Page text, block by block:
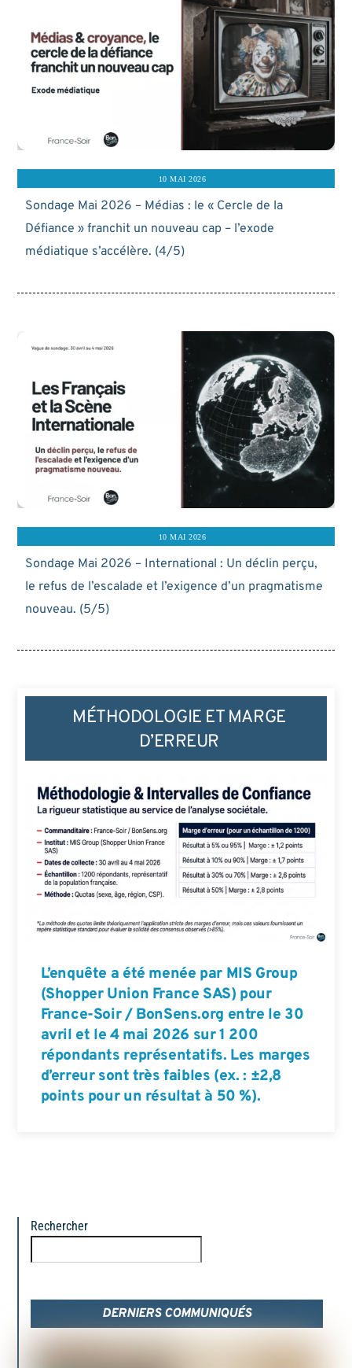
10 MAI 2026
Sondage Mai 2026 – Médias : le « Cercle de la
Défiance » franchit un nouveau cap – l’exode
médiatique s’accélère. (4/5)
10 MAI 2026
Sondage Mai 2026 – International : Un déclin perçu,
le refus de l’escalade et l’exigence d’un pragmatisme
nouveau. (5/5)
MÉTHODOLOGIE ET MARGE
D’ERREUR
L’enquête a été menée par MIS Group
(Shopper Union France SAS) pour
France-Soir / BonSens.org entre le 30
avril et le 4 mai 2026 sur 1 200
répondants représentatifs. Les marges
d’erreur sont très faibles (ex. : ±2,8
points pour un résultat à 50 %).
Rechercher
DERNIERS COMMUNIQUÉS